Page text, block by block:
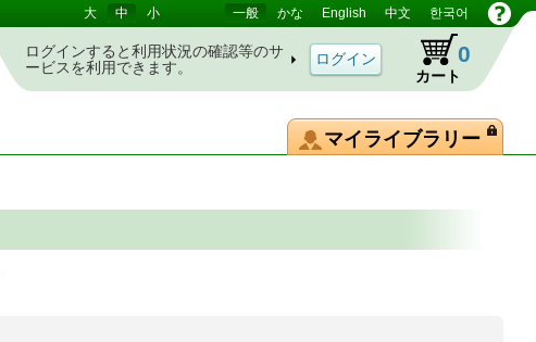
大 中 小 一般 かな English 中文 한국어
ログインすると利用状況の確認等のサ
ービスを利用できます。
カート
0
マイライブラリー